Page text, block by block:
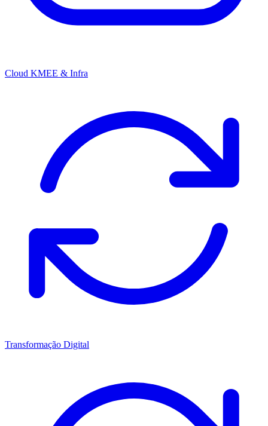
Cloud KMEE & Infra
Transformação Digital